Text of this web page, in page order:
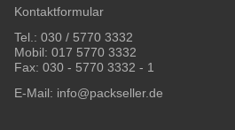
Kontaktformular
Tel.: 030 / 5770 3332
Mobil: 017 5770 3332
Fax: 030 - 5770 3332 - 1
E-Mail: info@packseller.de